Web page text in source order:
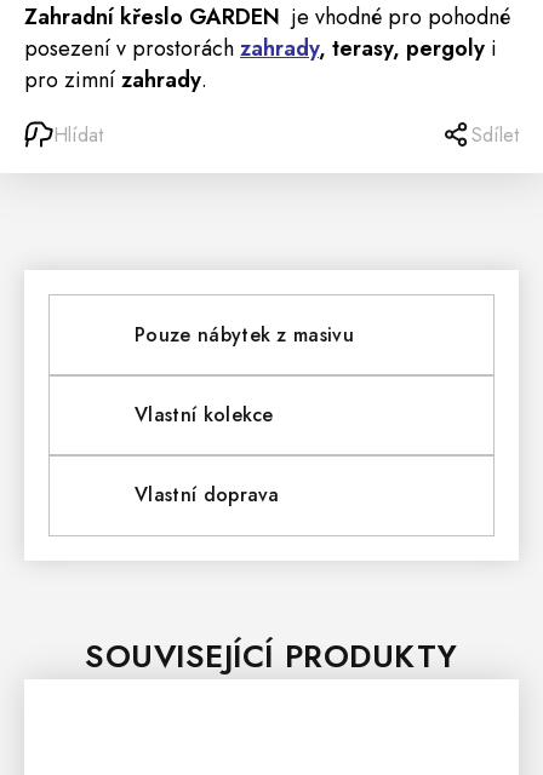
Zahradní křeslo GARDEN je vhodné pro pohodné
posezení v prostoráchzahrady, terasy, pergoly i
pro zimnízahrady.
Hlídat Sdílet
Pouze nábytek z masivu
Vlastní kolekce
Vlastní doprava
SOUVISEJÍCÍ PRODUKTY